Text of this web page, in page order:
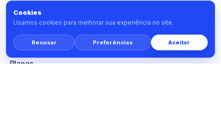
PRODUTO
Monitor
Prime
Planos
Cookies
Usamos cookies para melhorar sua experiência no site.
Recusar Preferências Aceitar